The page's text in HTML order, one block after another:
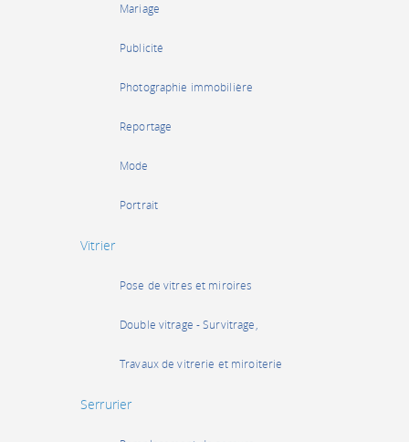
Mariage
Publicité
Photographie immobilière
Reportage
Mode
Portrait
Vitrier
Pose de vitres et miroires
Double vitrage - Survitrage,
Travaux de vitrerie et miroiterie
Serrurier